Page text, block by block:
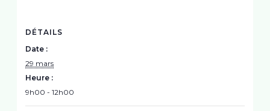
DÉTAILS
Date :
29 mars
Heure :
9h00 - 12h00